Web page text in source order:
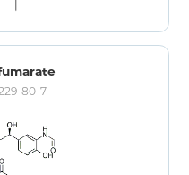
80-7